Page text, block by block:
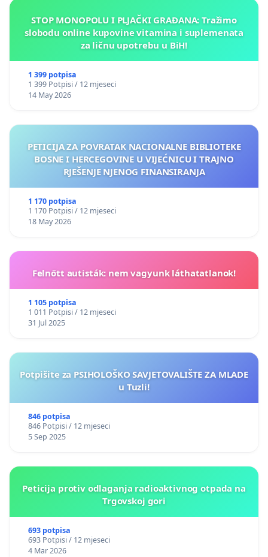
STOP MONOPOLU I PLJAČKI GRAĐANA: Tražimo
slobodu online kupovine vitamina i suplemenata
za ličnu upotrebu u BiH!
1 399 potpisa
1 399 Potpisi / 12 mjeseci
14 May 2026
PETICIJA ZA POVRATAK NACIONALNE BIBLIOTEKE
BOSNE I HERCEGOVINE U VIJEĆNICU I TRAJNO
RJEŠENJE NJENOG FINANSIRANJA
1 170 potpisa
1 170 Potpisi / 12 mjeseci
18 May 2026
Felnőtt autisták: nem vagyunk láthatatlanok!
1 105 potpisa
1 011 Potpisi / 12 mjeseci
31 Jul 2025
Potpišite za PSIHOLOŠKO SAVJETOVALIŠTE ZA MLADE
u Tuzli!
846 potpisa
846 Potpisi / 12 mjeseci
5 Sep 2025
Peticija protiv odlaganja radioaktivnog otpada na
Trgovskoj gori
693 potpisa
693 Potpisi / 12 mjeseci
4 Mar 2026